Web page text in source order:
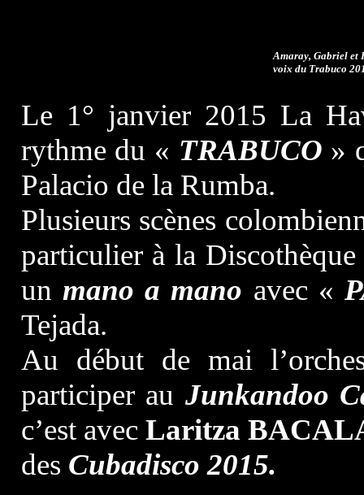
Amaray, Gabriel et
voix du Trabuco
Le 1° janvier 2015 La
rythme du « TRABUCO »
Palacio de la Rumba.
Plusieurs scènes
particulier à la
un mano a mano avec «
Tejada.
Au début de mai
participer au Junkandoo
c’est avec Laritza
des Cubadisco 2015.